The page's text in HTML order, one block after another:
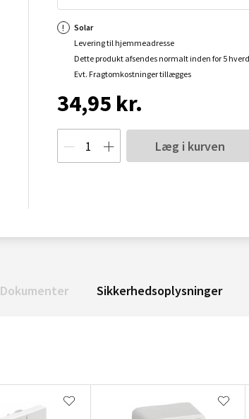
Solar
Levering til hjemmeadresse
Dette produkt afsendes normalt inden for 5
Evt. Fragtomkostninger tillægges
34,95 kr.
Læg i kurven
Dokumenter Sikkerhedsoplysninger